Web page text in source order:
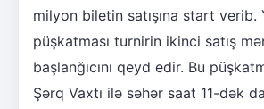
milyon biletin satışına start verib.
püşkatması turnirin ikinci satış
başlanğıcını qeyd edir. Bu
Şərq Vaxtı ilə səhər saat 11-dək